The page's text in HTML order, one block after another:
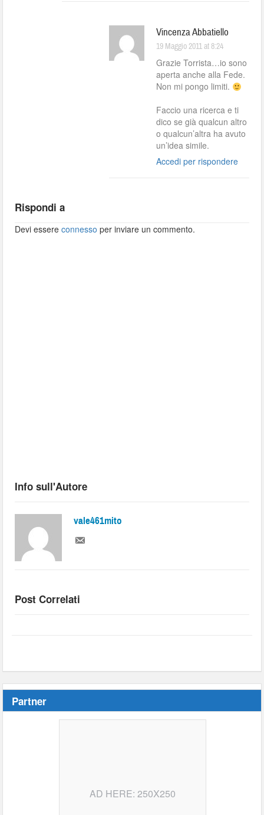
Vincenza Abbatiello
19 Maggio 2011 at 8:24
Grazie Torrista…io sono
aperta anche alla Fede.
Non mi pongo limiti.
Faccio una ricerca e ti
dico se già qualcun altro
o qualcun’altra ha avuto
un’idea simile.
Accedi per rispondere
Rispondi a
Devi essereconnesso per inviare un commento.
Info sull'Autore
vale461mito
Post Correlati
Partner
AD HERE: 250X250